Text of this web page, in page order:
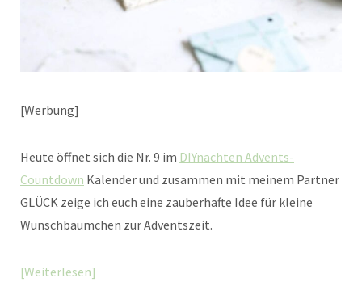
[Werbung]
Heute öffnet sich die Nr. 9 im DIYnachten Advents-
Countdown Kalender und zusammen mit meinem Partner
GLÜCK zeige ich euch eine zauberhafte Idee für kleine
Wunschbäumchen zur Adventszeit.
Weiterlesen